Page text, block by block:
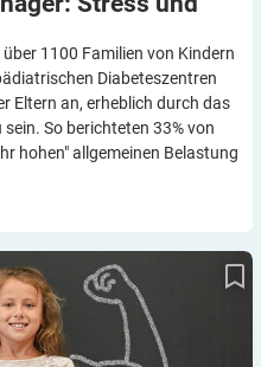
1100 Familien von Kindern
Diabeteszentren
Eltern an, erheblich durch das
So berichteten 33% von
hohen" allgemeinen Belastung
mit AID – kein Problem?